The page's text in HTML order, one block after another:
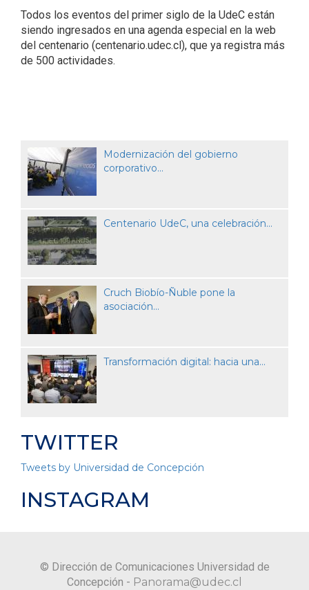
Todos los eventos del primer siglo de la UdeC están
siendo ingresados en una agenda especial en la web
del centenario (centenario.udec.cl), que ya registra más
de 500 actividades.
Modernización del gobierno
corporativo...
Centenario UdeC, una celebración...
Cruch Biobío-Ñuble pone la
asociación...
Transformación digital: hacia una...
TWITTER
Tweets by Universidad de Concepción
INSTAGRAM
© Dirección de Comunicaciones Universidad de
Concepción - Panorama@udec.cl